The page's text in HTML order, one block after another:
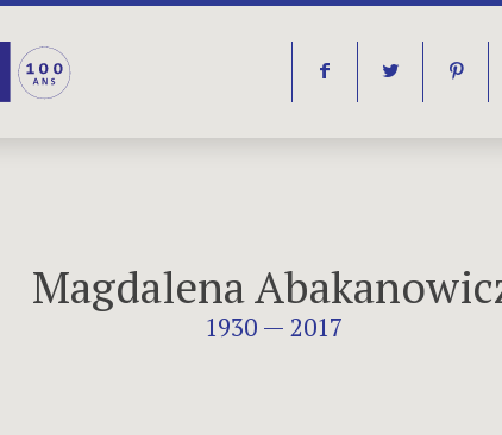
f t p
Magdalena
1930 — 2017